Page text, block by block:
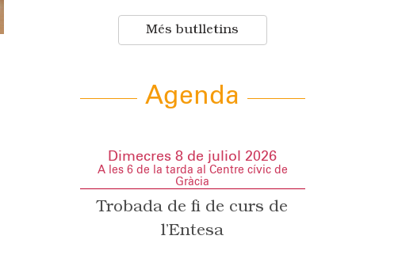
Més butlletins
Agenda
Dimecres 8 de juliol 2026
A les 6 de la tarda al Centre cívic de
Gràcia
Trobada de fi de curs de
l’Entesa